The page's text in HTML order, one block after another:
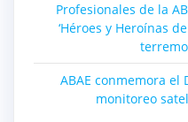
Profesionales de la
‘Héroes y Heroínas
ABAE conmemora el
monitoreo